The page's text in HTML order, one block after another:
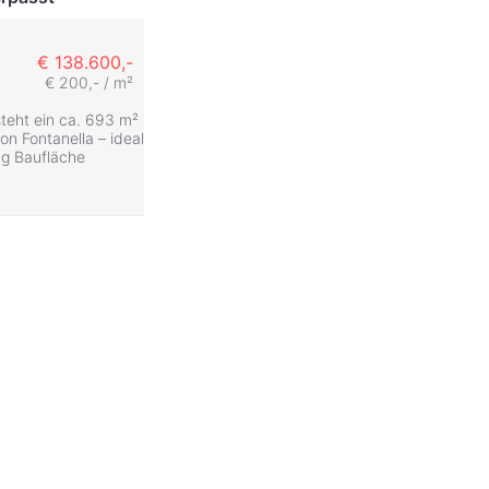
€ 138.600,-
€ 200,- / m²
ein ca. 693 m²
Fontanella – ideal
Baufläche